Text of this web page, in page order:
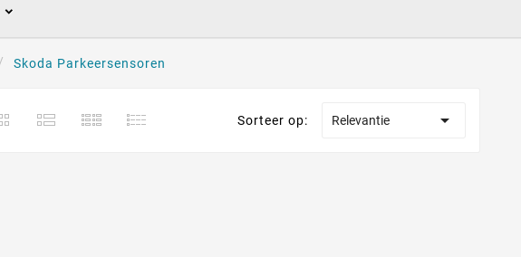
Skoda Parkeersensoren
Sorteer op: Relevantie 